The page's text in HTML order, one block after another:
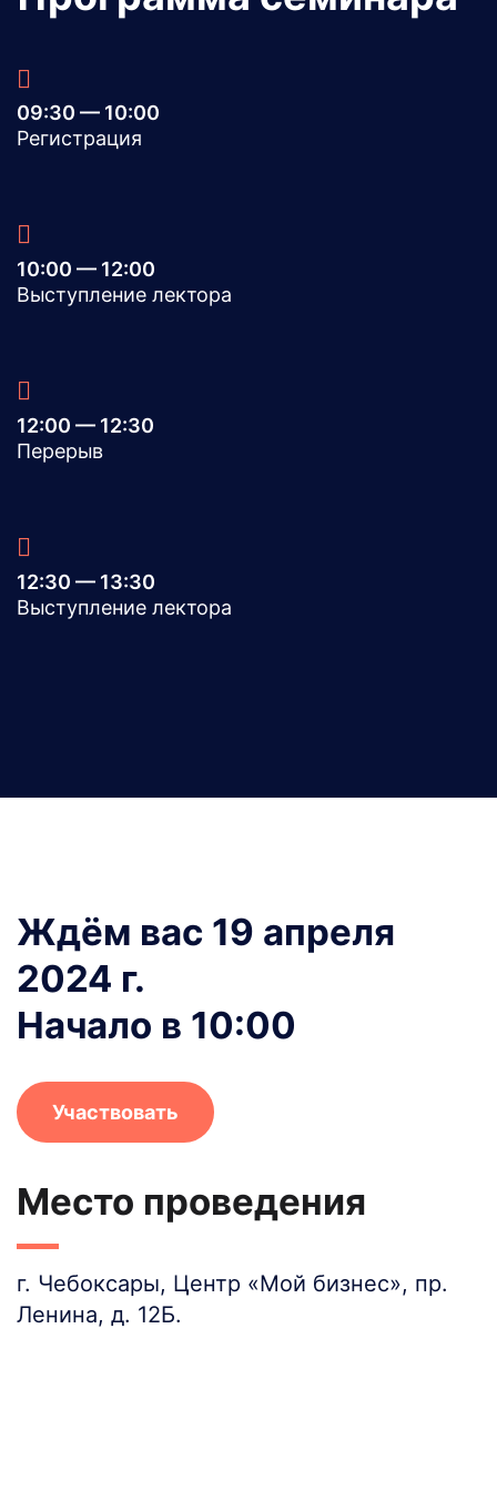
09:30 — 10:00
Регистрация
10:00 — 12:00
Выступление лектора
12:00 — 12:30
Перерыв
12:30 — 13:30
Выступление лектора
Ждём вас 19 апреля
2024 г.
Начало в 10:00
Участвовать
Место проведения
г. Чебоксары, Центр «Мой бизнес», пр.
Ленина, д. 12Б.